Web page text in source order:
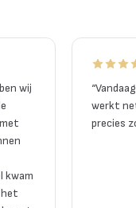
wij
kwam
het
“
werkt
precies